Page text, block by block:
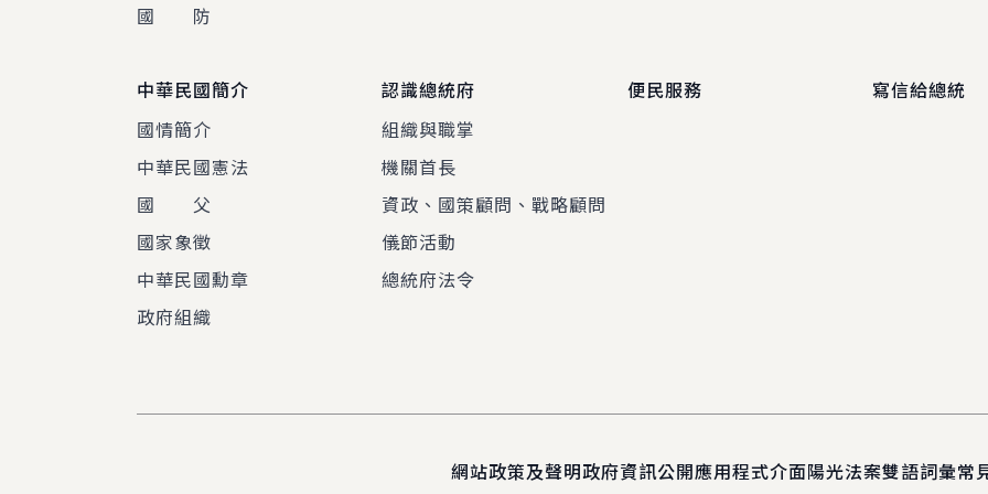
國 防
中華民國簡介
國情簡介
中華民國憲法
國 父
國家象徵
中華民國勳章
政府組織
認識總統府
組織與職掌
機關首長
資政、國策顧問、戰略顧問
儀節活動
總統府法令
便民服務 寫信給總統
網站政策及聲明政府資訊公開應用程式介面陽光法案雙語詞彙常